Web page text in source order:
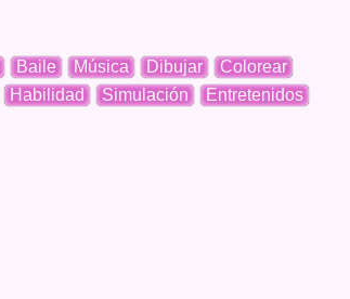
Baile Música Dibujar
Colorear
Habilidad Simulación
Entretenidos